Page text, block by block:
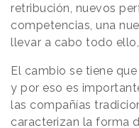
retribución, nuevos
competencias, una
llevar a cabo todo
El cambio se tiene
y por eso es
las compañías
caracterizan la forma